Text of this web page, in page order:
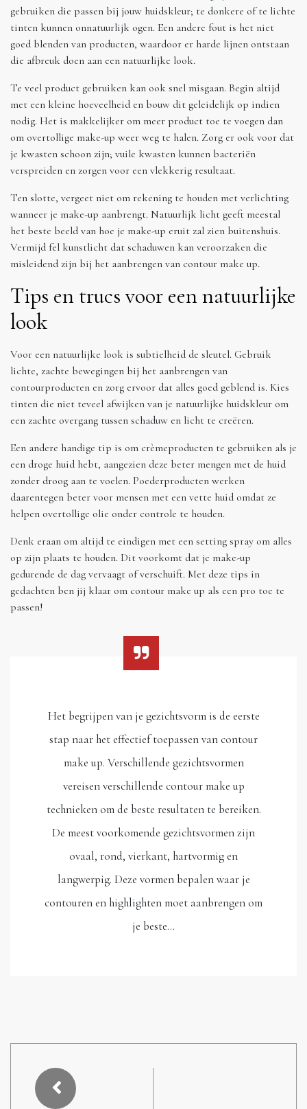
gebruiken die passen bij jouw huidskleur; te donkere of te lichte
tinten kunnen onnatuurlijk ogen. Een andere fout is het niet
goed blenden van producten, waardoor er harde lijnen ontstaan
die afbreuk doen aan een natuurlijke look.
Te veel product gebruiken kan ook snel misgaan. Begin altijd
met een kleine hoeveelheid en bouw dit geleidelijk op indien
nodig. Het is makkelijker om meer product toe te voegen dan
om overtollige make-up weer weg te halen. Zorg er ook voor dat
je kwasten schoon zijn; vuile kwasten kunnen bacteriën
verspreiden en zorgen voor een vlekkerig resultaat.
Ten slotte, vergeet niet om rekening te houden met verlichting
wanneer je make-up aanbrengt. Natuurlijk licht geeft meestal
het beste beeld van hoe je make-up eruit zal zien buitenshuis.
Vermijd fel kunstlicht dat schaduwen kan veroorzaken die
misleidend zijn bij het aanbrengen van contour make up.
Tips en trucs voor een natuurlijke
look
Voor een natuurlijke look is subtielheid de sleutel. Gebruik
lichte, zachte bewegingen bij het aanbrengen van
contourproducten en zorg ervoor dat alles goed geblend is. Kies
tinten die niet teveel afwijken van je natuurlijke huidskleur om
een zachte overgang tussen schaduw en licht te creëren.
Een andere handige tip is om crèmeproducten te gebruiken als je
een droge huid hebt, aangezien deze beter mengen met de huid
zonder droog aan te voelen. Poederproducten werken
daarentegen beter voor mensen met een vette huid omdat ze
helpen overtollige olie onder controle te houden.
Denk eraan om altijd te eindigen met een setting spray om alles
op zijn plaats te houden. Dit voorkomt dat je make-up
gedurende de dag vervaagt of verschuift. Met deze tips in
gedachten ben jij klaar om contour make up als een pro toe te
passen!
Het begrijpen van je gezichtsvorm is de eerste
stap naar het effectief toepassen van contour
make up. Verschillende gezichtsvormen
vereisen verschillende contour make up
technieken om de beste resultaten te bereiken.
De meest voorkomende gezichtsvormen zijn
ovaal, rond, vierkant, hartvormig en
langwerpig. Deze vormen bepalen waar je
contouren en highlighten moet aanbrengen om
je beste…